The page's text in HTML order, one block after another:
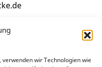
wir Technologien wie
- 17:00 Uhr